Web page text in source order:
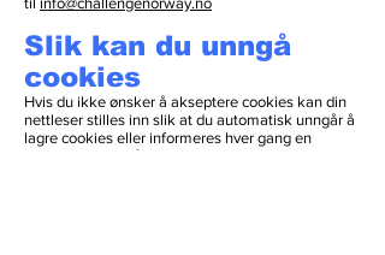
Slik kan du unngå
cookies
Hvis du ikke ønsker å akseptere cookies kan din
nettleser stilles inn slik at du automatisk unngår å
lagre cookies eller informeres hver gang en
webside ønsker å lagre en cookie. Via nettleseren